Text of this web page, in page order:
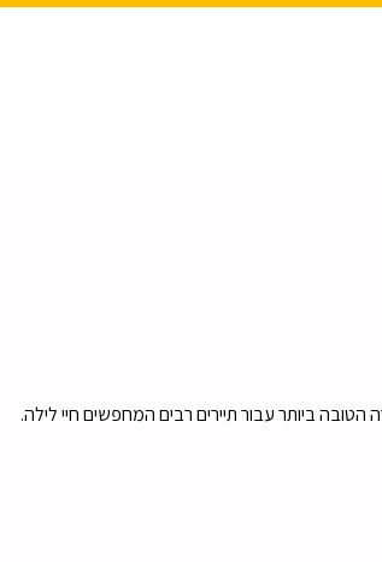
ביותר עבור תיירים רבים המחפשים חיי לילה.